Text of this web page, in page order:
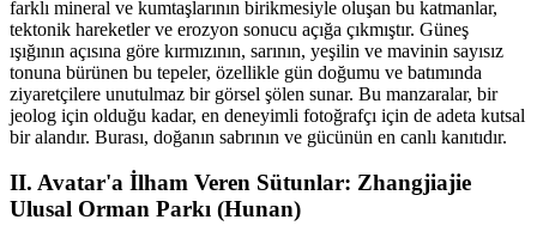
farklı mineral ve kumtaşlarının birikmesiyle oluşan bu katmanlar,
tektonik hareketler ve erozyon sonucu açığa çıkmıştır. Güneş
ışığının açısına göre kırmızının, sarının, yeşilin ve mavinin sayısız
tonuna bürünen bu tepeler, özellikle gün doğumu ve batımında
ziyaretçilere unutulmaz bir görsel şölen sunar. Bu manzaralar, bir
jeolog için olduğu kadar, en deneyimli fotoğrafçı için de adeta kutsal
bir alandır. Burası, doğanın sabrının ve gücünün en canlı kanıtıdır.
II. Avatar'a İlham Veren Sütunlar: Zhangjiajie
Ulusal Orman Parkı (Hunan)